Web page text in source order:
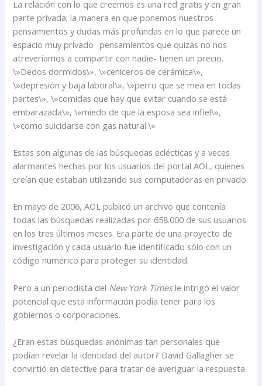
La relación con lo que creemos es una red gratis y en gran
parte privada; la manera en que ponemos nuestros
pensamientos y dudas más profundas en lo que parece un
espacio muy privado -pensamientos que quizás no nos
atreveríamos a compartir con nadie- tienen un precio.
\»Dedos dormidos\», \»ceniceros de cerámica\»,
\»depresión y baja laboral\», \»perro que se mea en todas
partes\», \»comidas que hay que evitar cuando se está
embarazada\», \»miedo de que la esposa sea infiel\»,
\»como suicidarse con gas natural.\»
Estas son algunas de las búsquedas eclécticas y a veces
alarmantes hechas por los usuarios del portal AOL, quienes
creían que estaban utilizando sus computadoras en privado.
En mayo de 2006, AOL publicó un archivo que contenía
todas las búsquedas realizadas por 658.000 de sus usuarios
en los tres últimos meses. Era parte de una proyecto de
investigación y cada usuario fue identificado sólo con un
código numérico para proteger su identidad.
Pero a un periodista del New York Timesle intrigó el valor
potencial que esta información podía tener para los
gobiernos o corporaciones.
¿Eran estas búsquedas anónimas tan personales que
podían revelar la identidad del autor? David Gallagher se
convirtió en detective para tratar de averiguar la respuesta.